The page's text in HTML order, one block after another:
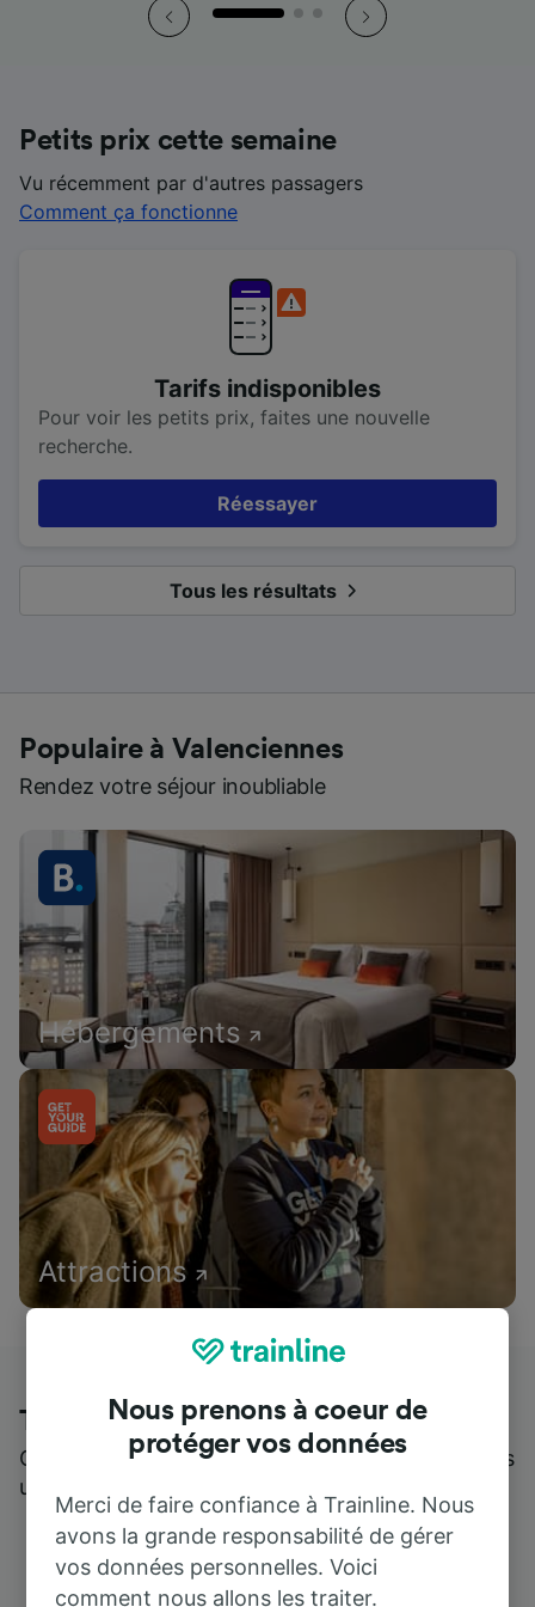
Petits prix cette semaine
Vu récemment par d'autres passagers
Comment ça fonctionne
Tarifs indisponibles
Pour voir les petits prix, faites une nouvelle
recherche.
Réessayer
Tous les résultats
Populaire à Valenciennes
Rendez votre séjour inoubliable
Hébergements
Attractions
Trainline : l'avis de nos clients
Qui mieux pour parler de nous, que ceux qui nous
utilisent ?
Nous prenons à coeur de
protéger vos données
Merci de faire confiance à Trainline. Nous
avons la grande responsabilité de gérer
vos données personnelles. Voici
comment nous allons les traiter.